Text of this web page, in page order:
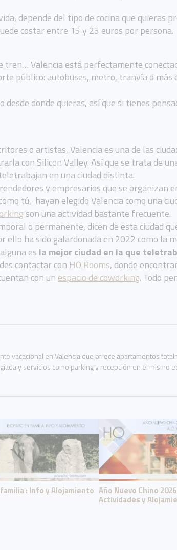
depende del tipo de cocina que
costar entre 15 y 25 euros por persona.
tren… Valencia está perfectamente
público: autobuses, metro, tranvía o
donde quieras, así que si tienes
o artistas, Valencia es una de las
con Silicon Valley. Así que se trata de
en una ciudad distinta.
y empresarios que se organizan
tú, hayan elegido Valencia como una
son una actividad bastante frecuente.
o permanente, dicen de esta ciudad
ello ha sido galardonada en 2022 como la
es la mejor ciudad en la que
contactar con HQ Rooms, donde
con un espacio de coworking. Todo
vacacional en Valencia que ofrece apartamentos
y servicios como parking y recepción en el mismo
: Info y Alojamiento Año Nuevo Chino
Actividades y